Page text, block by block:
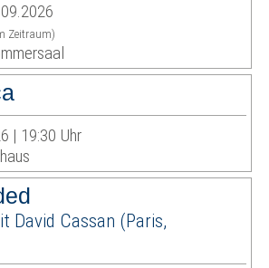
Zeitraum)
| 19:30 Uhr
David Cassan (Paris,